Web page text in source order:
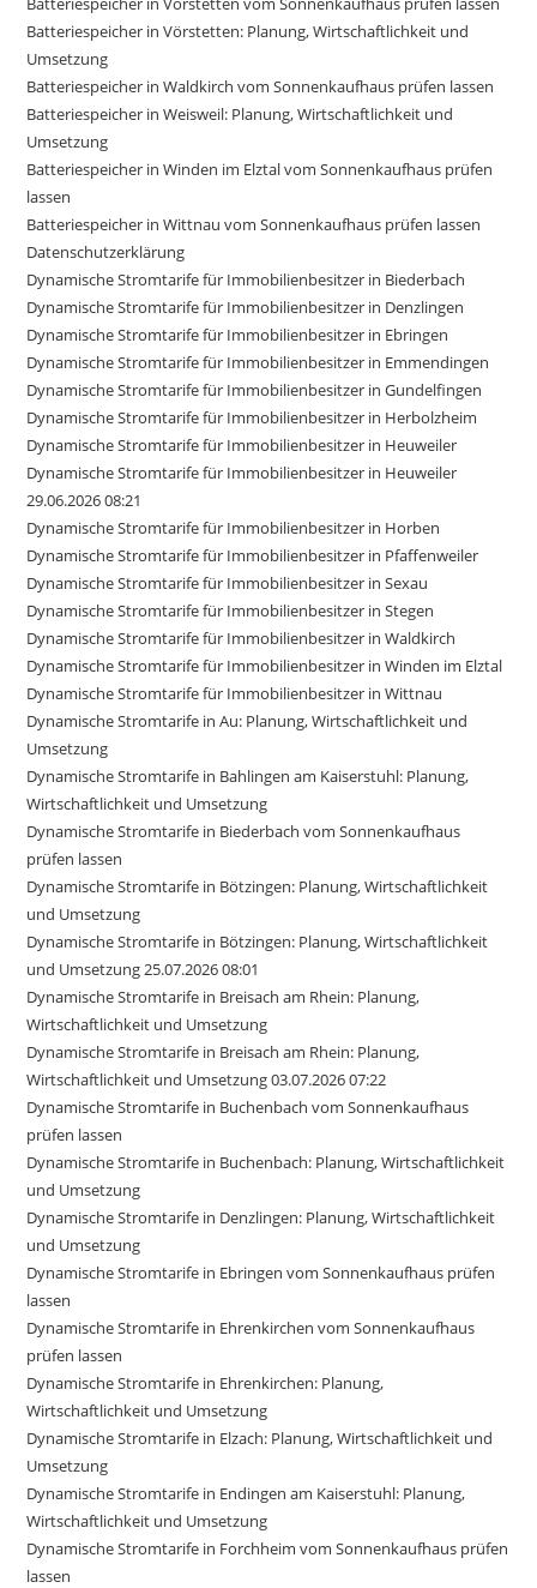
Batteriespeicher in Vörstetten: Planung, Wirtschaftlichkeit und
Umsetzung
Batteriespeicher in Waldkirch vom Sonnenkaufhaus prüfen lassen
Batteriespeicher in Weisweil: Planung, Wirtschaftlichkeit und
Umsetzung
Batteriespeicher in Winden im Elztal vom Sonnenkaufhaus prüfen
lassen
Batteriespeicher in Wittnau vom Sonnenkaufhaus prüfen lassen
Datenschutzerklärung
Dynamische Stromtarife für Immobilienbesitzer in Biederbach
Dynamische Stromtarife für Immobilienbesitzer in Denzlingen
Dynamische Stromtarife für Immobilienbesitzer in Ebringen
Dynamische Stromtarife für Immobilienbesitzer in Emmendingen
Dynamische Stromtarife für Immobilienbesitzer in Gundelfingen
Dynamische Stromtarife für Immobilienbesitzer in Herbolzheim
Dynamische Stromtarife für Immobilienbesitzer in Heuweiler
Dynamische Stromtarife für Immobilienbesitzer in Heuweiler
29.06.2026 08:21
Dynamische Stromtarife für Immobilienbesitzer in Horben
Dynamische Stromtarife für Immobilienbesitzer in Pfaffenweiler
Dynamische Stromtarife für Immobilienbesitzer in Sexau
Dynamische Stromtarife für Immobilienbesitzer in Stegen
Dynamische Stromtarife für Immobilienbesitzer in Waldkirch
Dynamische Stromtarife für Immobilienbesitzer in Winden im Elztal
Dynamische Stromtarife für Immobilienbesitzer in Wittnau
Dynamische Stromtarife in Au: Planung, Wirtschaftlichkeit und
Umsetzung
Dynamische Stromtarife in Bahlingen am Kaiserstuhl: Planung,
Wirtschaftlichkeit und Umsetzung
Dynamische Stromtarife in Biederbach vom Sonnenkaufhaus
prüfen lassen
Dynamische Stromtarife in Bötzingen: Planung, Wirtschaftlichkeit
und Umsetzung
Dynamische Stromtarife in Bötzingen: Planung, Wirtschaftlichkeit
und Umsetzung 25.07.2026 08:01
Dynamische Stromtarife in Breisach am Rhein: Planung,
Wirtschaftlichkeit und Umsetzung
Dynamische Stromtarife in Breisach am Rhein: Planung,
Wirtschaftlichkeit und Umsetzung 03.07.2026 07:22
Dynamische Stromtarife in Buchenbach vom Sonnenkaufhaus
prüfen lassen
Dynamische Stromtarife in Buchenbach: Planung, Wirtschaftlichkeit
und Umsetzung
Dynamische Stromtarife in Denzlingen: Planung, Wirtschaftlichkeit
und Umsetzung
Dynamische Stromtarife in Ebringen vom Sonnenkaufhaus prüfen
lassen
Dynamische Stromtarife in Ehrenkirchen vom Sonnenkaufhaus
prüfen lassen
Dynamische Stromtarife in Ehrenkirchen: Planung,
Wirtschaftlichkeit und Umsetzung
Dynamische Stromtarife in Elzach: Planung, Wirtschaftlichkeit und
Umsetzung
Dynamische Stromtarife in Endingen am Kaiserstuhl: Planung,
Wirtschaftlichkeit und Umsetzung
Dynamische Stromtarife in Forchheim vom Sonnenkaufhaus prüfen
lassen